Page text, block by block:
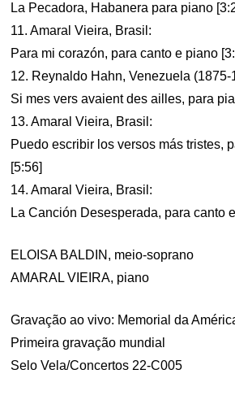
La Pecadora, Habanera para piano
11. Amaral Vieira, Brasil:
Para mi corazón, para canto e piano
12. Reynaldo Hahn, Venezuela (1875-
Si mes vers avaient des ailles, para
13. Amaral Vieira, Brasil:
Puedo escribir los versos más tristes,
[5:56]
14. Amaral Vieira, Brasil:
La Canción Desesperada, para canto
ELOISA BALDIN, meio-soprano
AMARAL VIEIRA, piano
Gravação ao vivo: Memorial da
Primeira gravação mundial
Selo Vela/Concertos 22-C005